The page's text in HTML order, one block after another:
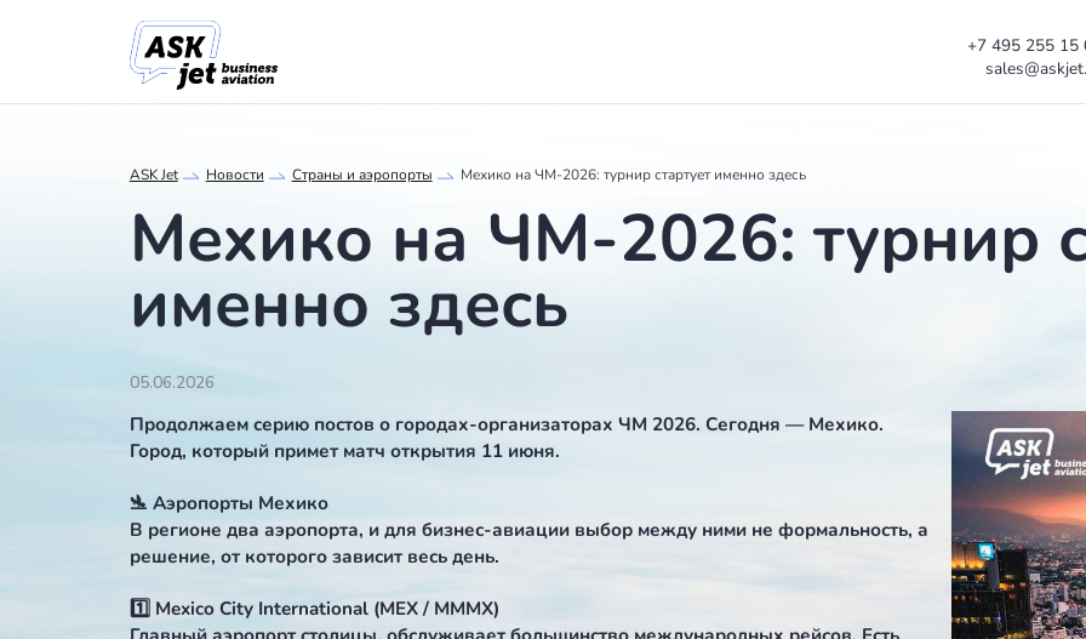
Мехико на ЧМ-2026:
именно здесь
05.06.2026
Продолжаем серию постов о городах-организаторах ЧМ 2026. Сегодня — Мехико.
Город, который примет матч открытия 11 июня.
В регионе два аэропорта, и для бизнес-авиации выбор между ними не формальность,